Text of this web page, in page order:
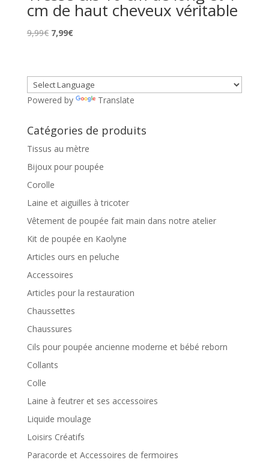
cm de haut cheveux véritable
9,99€ Le
9,99€.
7,99€Le
7,99€.
Powered by
Translate
Catégories de produits
Tissus au mètre
Bijoux pour poupée
Corolle
Laine et aiguilles à tricoter
Vêtement de poupée fait main dans notre atelier
Kit de poupée en Kaolyne
Articles ours en peluche
Accessoires
Articles pour la restauration
Chaussettes
Chaussures
Cils pour poupée ancienne moderne et bébé reborn
Collants
Colle
Laine à feutrer et ses accessoires
Liquide moulage
Loisirs Créatifs
Paracorde et Accessoires de fermoires